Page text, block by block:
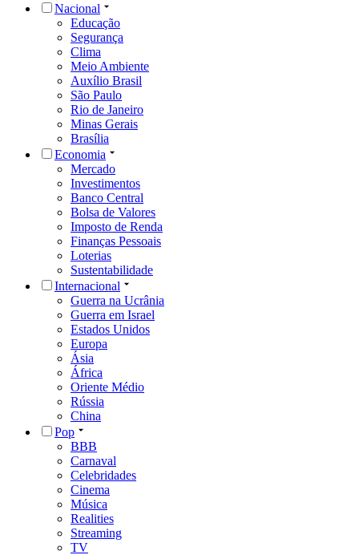
Nacional
Educação
Segurança
Clima
Meio Ambiente
Auxílio Brasil
São Paulo
Rio de Janeiro
Minas Gerais
Brasília
Economia
Mercado
Investimentos
Banco Central
Bolsa de Valores
Imposto de Renda
Finanças Pessoais
Loterias
Sustentabilidade
Internacional
Guerra na Ucrânia
Guerra em Israel
Estados Unidos
Europa
Ásia
África
Oriente Médio
Rússia
China
Pop
BBB
Carnaval
Celebridades
Cinema
Música
Realities
Streaming
TV